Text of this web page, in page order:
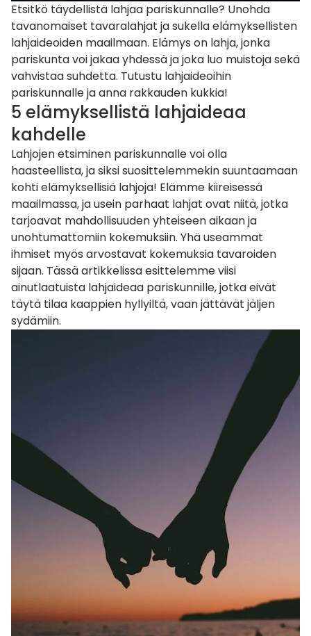
Etsitkö täydellistä lahjaa pariskunnalle? Unohda
tavanomaiset tavaralahjat ja sukella elämyksellisten
lahjaideoiden maailmaan. Elämys on lahja, jonka
pariskunta voi jakaa yhdessä ja joka luo muistoja sekä
vahvistaa suhdetta. Tutustu lahjaideoihin
pariskunnalle ja anna rakkauden kukkia!
5 elämyksellistä lahjaideaa
kahdelle
Lahjojen etsiminen pariskunnalle voi olla
haasteellista, ja siksi suosittelemmekin suuntaamaan
kohti elämyksellisiä lahjoja! Elämme kiireisessä
maailmassa, ja usein parhaat lahjat ovat niitä, jotka
tarjoavat mahdollisuuden yhteiseen aikaan ja
unohtumattomiin kokemuksiin. Yhä useammat
ihmiset myös arvostavat kokemuksia tavaroiden
sijaan. Tässä artikkelissa esittelemme viisi
ainutlaatuista lahjaideaa pariskunnille, jotka eivät
täytä tilaa kaappien hyllyiltä, vaan jättävät jäljen
sydämiin.